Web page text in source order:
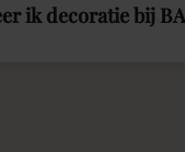
ik decoratie bij